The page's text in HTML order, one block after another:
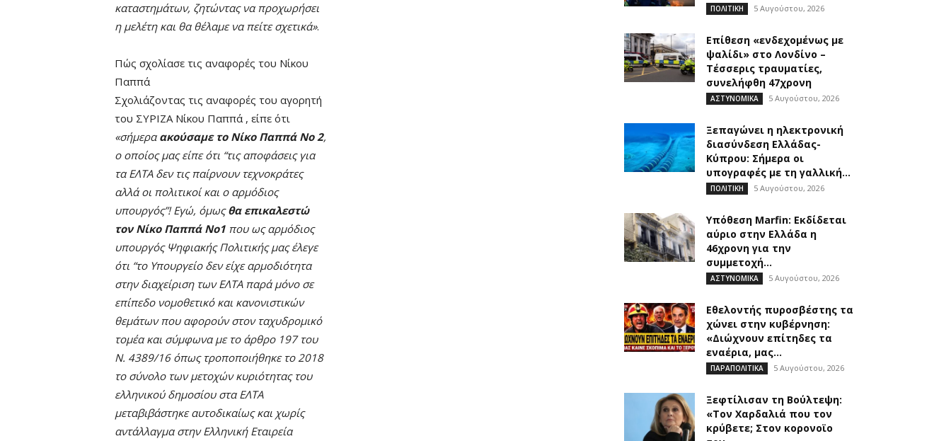
καταστημάτων, ζητώντας να προχωρήσει
η μελέτη και θα θέλαμε να πείτε σχετικά».
Πώς σχολίασε τις αναφορές του Νίκου
Παππά
Σχολιάζοντας τις αναφορές του αγορητή
του ΣΥΡΙΖΑ Νίκου Παππά , είπε ότι
«σήμερα ακούσαμε το Νίκο Παππά Νο 2,
ο οποίος μας είπε ότι “τις αποφάσεις για
τα ΕΛΤΑ δεν τις παίρνουν τεχνοκράτες
αλλά οι πολιτικοί και ο αρμόδιος
υπουργός”! Εγώ, όμωςθα επικαλεστώ
τον Νίκο Παππά Νο1 που ως αρμόδιος
υπουργός Ψηφιακής Πολιτικής μας έλεγε
ότι “το Υπουργείο δεν είχε αρμοδιότητα
στην διαχείριση των ΕΛΤΑ παρά μόνο σε
επίπεδο νομοθετικό και κανονιστικών
θεμάτων που αφορούν στον ταχυδρομικό
τομέα και σύμφωνα με το άρθρο 197 του
Ν. 4389/16 όπως τροποποιήθηκε το 2018
το σύνολο των μετοχών κυριότητας του
ελληνικού δημοσίου στα ΕΛΤΑ
μεταβιβάστηκε αυτοδικαίως και χωρίς
αντάλλαγμα στην Ελληνική Εταιρεία
ΠΟΛΙΤΙΚΗ 5 Αυγούστου, 2026
Επίθεση «ενδεχομένως με
ψαλίδι» στο Λονδίνο –
Τέσσερις τραυματίες,
συνελήφθη 47χρονη
ΑΣΤΥΝΟΜΙΚΑ 5 Αυγούστου, 2026
Ξεπαγώνει η ηλεκτρονική
διασύνδεση Ελλάδας-
Κύπρου: Σήμερα οι
υπογραφές με τη γαλλική...
ΠΟΛΙΤΙΚΗ 5 Αυγούστου, 2026
Υπόθεση Marfin: Εκδίδεται
αύριο στην Ελλάδα η
46χρονη για την
συμμετοχή...
ΑΣΤΥΝΟΜΙΚΑ 5 Αυγούστου, 2026
Εθελοντής πυροσβέστης τα
χώνει στην κυβέρνηση:
«Διώχνουν επίτηδες τα
εναέρια, μας...
ΠΑΡΑΠΟΛΙΤΙΚΑ 5 Αυγούστου, 2026
Ξεφτίλισαν τη Βούλτεψη:
«Τον Χαρδαλιά που τον
κρύβετε; Στον κορονοϊο